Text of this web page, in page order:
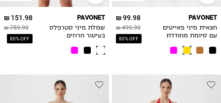
99.98 ₪
499.90 ₪
80% OFF
PAVONET
חצאית מיני פאייטים
עם סיומת מחודדת
151.98 ₪
759.90 ₪
80% OFF
PAVONET
שמלת מיני סטרפלס
בעיטור חרוזים